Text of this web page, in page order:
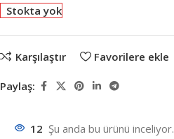
Stokta yok
Karşılaştır Favorilere ekle
Paylaş:
12 Şu anda bu ürünü inceliyor.